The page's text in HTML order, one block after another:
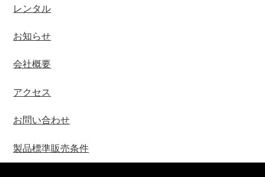
レンタル
お知らせ
会社概要
アクセス
お問い合わせ
製品標準販売条件